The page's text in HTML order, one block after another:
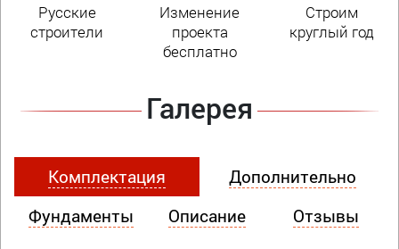
Русские
строители
Изменение
проекта
бесплатно
Строим
круглый год
Галерея
Комплектация
Дополнительно
Фундаменты
Описание Отзывы